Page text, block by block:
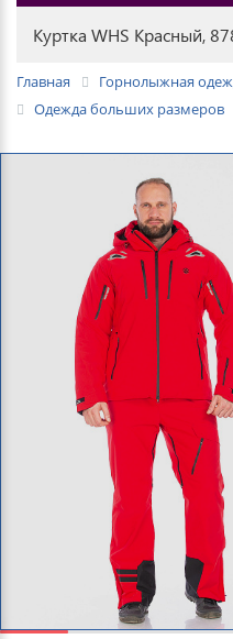
Куртка WHS Красный,
Главная Горнолыжная
Одежда больших размеров